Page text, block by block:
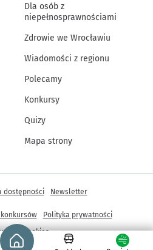
Strona główna - wroclaw.pl
Dla osób z
niepełnosprawnościami
Zdrowie we Wrocławiu
Wiadomości z regionu
Polecamy
Konkursy
Quizy
Mapa strony
dostępności Newsletter
Polityka prywatności
cookies